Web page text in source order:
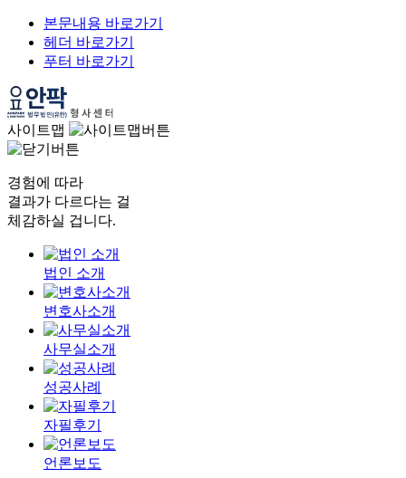
본문내용 바로가기
헤더 바로가기
푸터 바로가기
사이트맵
경험에 따라
결과가 다르다는 걸
체감하실 겁니다.
법인 소개
변호사소개
사무실소개
성공사례
자필후기
언론보도